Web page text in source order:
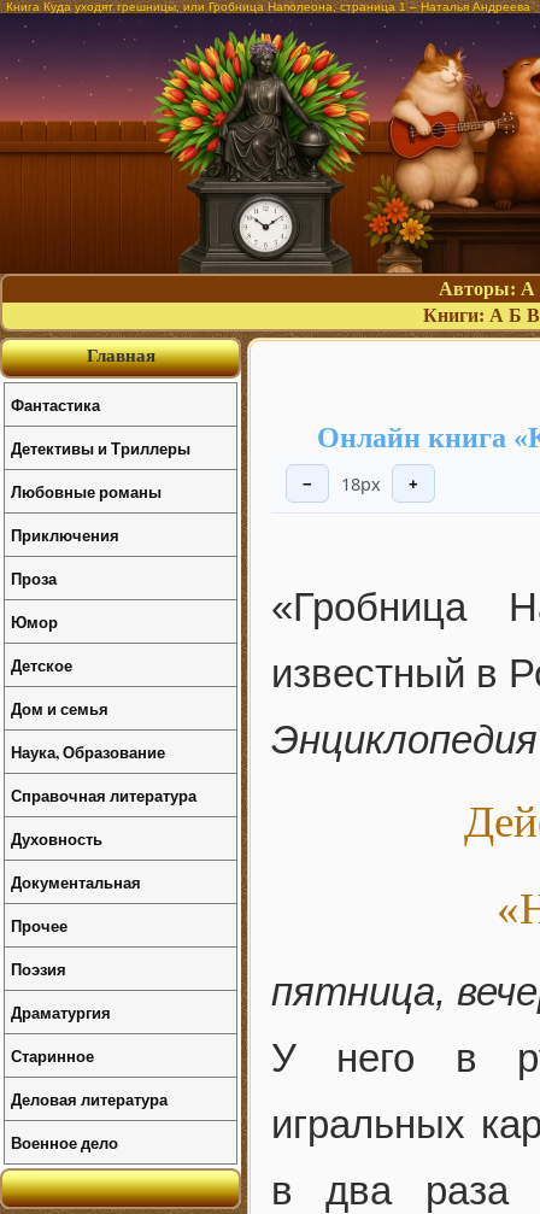
Книга Куда уходят грешницы, или Гробница Наполеона, страница 1 – Наталья Андреева
Авторы: А
Книги: А Б В
Онлайн книга
− 18px +
«Гробница
известный в
пятница,
У него в
игральных
в два раза
Главная
Фантастика
Детективы и Триллеры
Любовные романы
Приключения
Проза
Юмор
Детское
Дом и семья
Наука, Образование
Справочная литература
Духовность
Документальная
Прочее
Поэзия
Драматургия
Старинное
Деловая литература
Военное дело